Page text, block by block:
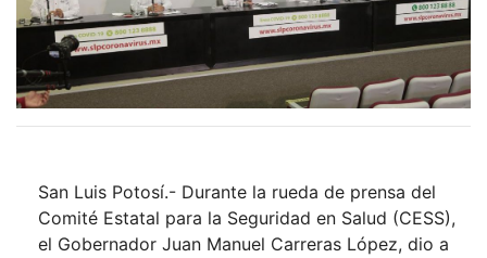
San Luis Potosí.- Durante la rueda de prensa del
Comité Estatal para la Seguridad en Salud (CESS),
el Gobernador Juan Manuel Carreras López, dio a